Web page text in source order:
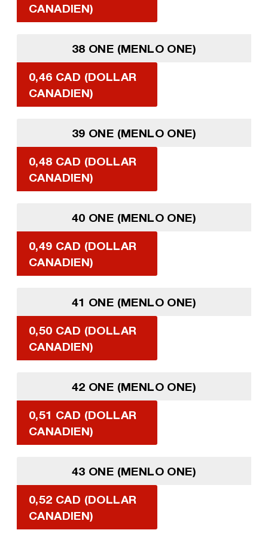
CANADIEN)
38 ONE (MENLO ONE)
0,46 CAD (DOLLAR
CANADIEN)
39 ONE (MENLO ONE)
0,48 CAD (DOLLAR
CANADIEN)
40 ONE (MENLO ONE)
0,49 CAD (DOLLAR
CANADIEN)
41 ONE (MENLO ONE)
0,50 CAD (DOLLAR
CANADIEN)
42 ONE (MENLO ONE)
0,51 CAD (DOLLAR
CANADIEN)
43 ONE (MENLO ONE)
0,52 CAD (DOLLAR
CANADIEN)